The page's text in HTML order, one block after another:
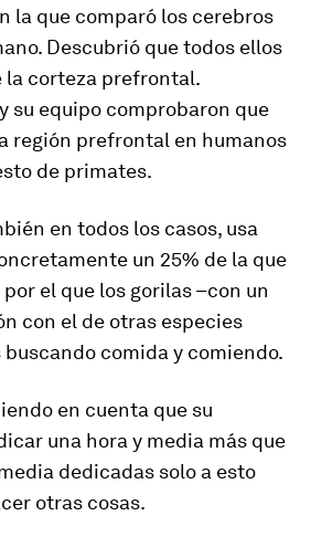
la que comparó los cerebros
Descubrió que todos ellos
la corteza prefrontal.
su equipo comprobaron que
región prefrontal en humanos
de primates.
en todos los casos, usa
un 25% de la que
el que los gorilas –con un
con el de otras especies
comida y comiendo.
en cuenta que su
una hora y media más que
dedicadas solo a esto
otras cosas.